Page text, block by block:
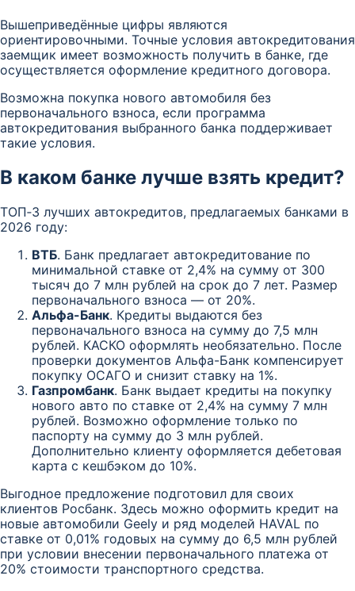
Вышеприведённые цифры являются
ориентировочными. Точные условия автокредитования
заемщик имеет возможность получить в банке, где
осуществляется оформление кредитного договора.
Возможна покупка нового автомобиля без
первоначального взноса, если программа
автокредитования выбранного банка поддерживает
такие условия.
В каком банке лучше взять кредит?
ТОП‑3 лучших автокредитов, предлагаемых банками в
2026 году:
ВТБ. Банк предлагает автокредитование по
минимальной ставке от 2,4% на сумму от 300
тысяч до 7 млн рублей на срок до 7 лет. Размер
первоначального взноса — от 20%.
Альфа-Банк. Кредиты выдаются без
первоначального взноса на сумму до 7,5 млн
рублей. КАСКО оформлять необязательно. После
проверки документов Альфа-Банк компенсирует
покупку ОСАГО и снизит ставку на 1%.
Газпромбанк. Банк выдает кредиты на покупку
нового авто по ставке от 2,4% на сумму 7 млн
рублей. Возможно оформление только по
паспорту на сумму до 3 млн рублей.
Дополнительно клиенту оформляется дебетовая
карта с кешбэком до 10%.
Выгодное предложение подготовил для своих
клиентов Росбанк. Здесь можно оформить кредит на
новые автомобили Geely и ряд моделей HAVAL по
ставке от 0,01% годовых на сумму до 6,5 млн рублей
при условии внесении первоначального платежа от
20% стоимости транспортного средства.